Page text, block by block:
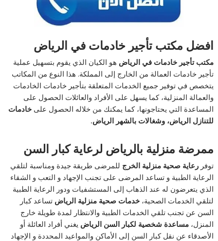
افضل مكتب تأجير خادمات في الرياض
مكتب تأجير خادمات في الرياض هو الكيان الذي يقوم بتسهيل عملية
تأجير خادمات العمالة من الخارج إلى المملكة. هذا النوع من المكاتب
يتخصص في توفير جميع الخدمات المتعلقة بتأجير خادمات الخادمات
والعمالة المنزلية، كما يسهل على الأفراد والعائلات الحصول على
المساعدة التي يحتاجونها، كما يمكنك من خلاله الحصول علىخادمات
للتنازل الرياض، وشغالات بالشهر الرياض.
ممرضة منزلية بالرياض لرعاية كبار السن
توفررعاية صحية منزلية الخرج للمرضى طريقة جيدة ومناسبة لتلقي
الرعاية الطبية و تساعد المرضى على تجنب الإجهاد و التعب و الشقاء
الذي يتعرضون له عند الذهاب إلى المستشفيات ودور الرعاية الطبية
لتلقي الخدمات الصحية،خدمات صحية منزلية الرياض تساعد كبار
السن عن تجنب تلقي الخدمات الطبية والانتظار لمدة طويلة خارج
المنزل،مساعدة شخصية لكبار السن الرياض يغني أفراد العائلة أو
الأصدقاء عن نقل كبار السن إلى الأماكن والمواعيد المحددة و الإجهاد